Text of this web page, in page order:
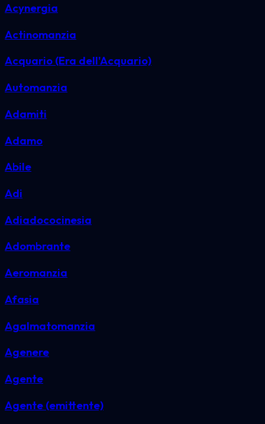
Acynergia
Actinomanzia
Acquario (Era dell'Acquario)
Automanzia
Adamiti
Adamo
Abile
Adi
Adiadococinesia
Adombrante
Aeromanzia
Afasia
Agalmatomanzia
Agenere
Agente
Agente (emittente)